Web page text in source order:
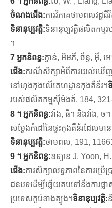
ចំណងជើង:ការវិភាគថាមពលវដ្តជី
ទិនានុប្បវត្តិ:ទិនានុប្បវត្តិផលិតកម្
។
7 អ្នកនិពន្ធ:ក្វាន់, អិមភី, ច័ន្ទ, អ៊ី,
ជើង:ករណីសិក្សាអំពីការយល់ឃើ
នៅហុងកុងលើគេហដ្ឋានកុងតឺន័រ។
របស់ផលិតកម្មស៊ីម៉ងត៍, 184,
8 ។ អ្នកនិពន្ធ:វ៉ាង, ធី។ និងវ៉ាង, ច
សម្តែងកំដៅនៃផ្ទះកុងតឺន័រដែលមា
ទិនានុប្បវត្តិ:ថាមពល, 191,
9 ។ អ្នកនិពន្ធ:ឧទ្យាន J. Yoon,
ជើង:ការសិក្សាលទ្ធភាពនៃការប្
ជនបទដើម្បីឆ្លើយតបទៅនឹងការផ្
ប្រទេសកូរ៉េខាងត្បូង។ទិនានុប្បវត្តិ: